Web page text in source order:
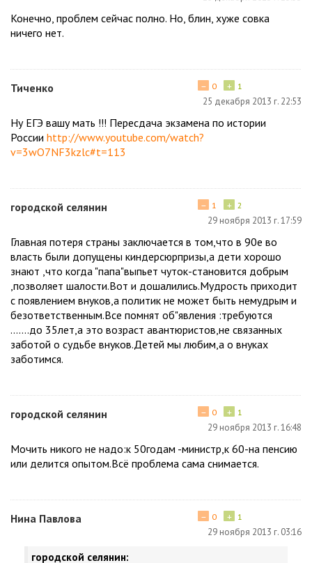
Конечно, проблем сейчас полно. Но, блин, хуже совка
ничего нет.
Тиченко + 1
− 0
25 декабря 2013 г. 22:53
Ну ЕГЭ вашу мать !!! Пересдача экзамена по истории
России http://www.youtube.com/watch?
v=3wO7NF3kzlc#t=113
городской селянин + 2
− 1
29 ноября 2013 г. 17:59
Главная потеря страны заключается в том,что в 90е во
власть были допущены киндерсюрпризы,а дети хорошо
знают ,что когда "папа"выпьет чуток-становится добрым
,позволяет шалости.Вот и дошалились.Мудрость приходит
с появлением внуков,а политик не может быть немудрым и
безответственным.Все помнят об"явления :требуются
.......до 35лет,а это возраст авантюристов,не связанных
заботой о судьбе внуков.Детей мы любим,а о внуках
заботимся.
городской селянин + 1
− 0
29 ноября 2013 г. 16:48
Мочить никого не надо:к 50годам -министр,к 60-на пенсию
или делится опытом.Всё проблема сама снимается.
Нина Павлова + 1
− 0
29 ноября 2013 г. 03:16
городской селянин: